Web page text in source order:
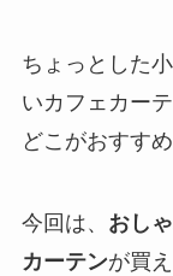
ちょっとした
いカフェカー
どこがおすす
今回は、 おし
カーテンが買